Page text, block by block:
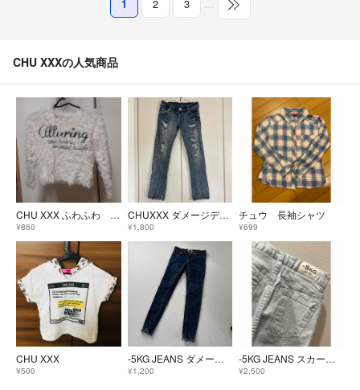
1 2 3 …
CHU XXXの人気商品
CHU XXX ふわふわ トレーナー SS 140 150位
¥860
CHUXXX ダメージデニムパンツ レディース ジーンズ ローライズ
¥1,800
チュウ 長袖シャツ
¥699
CHU XXX
¥500
-5KG JEANS ダメージスキニーデニム Sサイズ 26 細見え
¥1,200
-5KG JEANS スカート見えデニムショートパンツ ライトブルー Sサイズ
¥2,500